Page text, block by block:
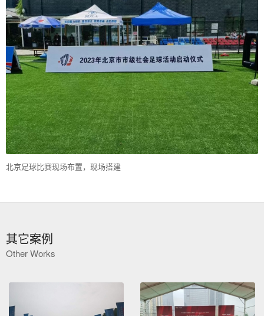
北京足球比赛现场布置，现场搭建
其它案例
Other Works